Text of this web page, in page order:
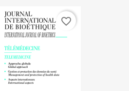
favorite_border